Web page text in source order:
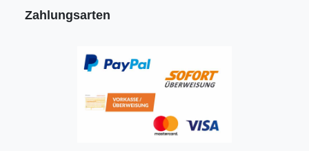
Zahlungsarten